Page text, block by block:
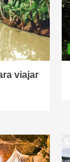
viajar